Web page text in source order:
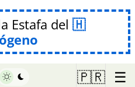
Estafa del
🇵🇷 ☰